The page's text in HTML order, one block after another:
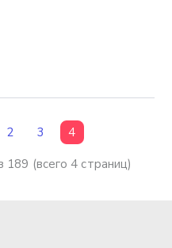
2 3 4
(всего 4 страниц)